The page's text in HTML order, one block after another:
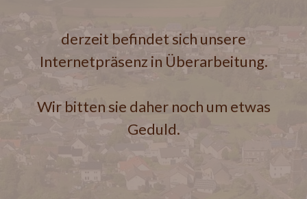
derzeit befindet sich unsere
Internetpräsenz in Überarbeitung.
Wir bitten sie daher noch um etwas
Geduld.